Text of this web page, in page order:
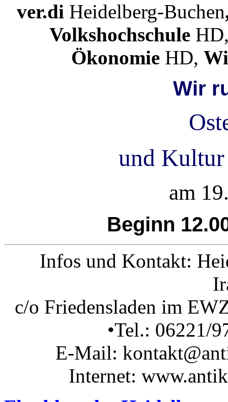
ver.di Heidelberg-Buchen
Volkshochschule
Ökonomie HD,
Wir
und
am
Beginn
Infos und Kontakt:
c/o Friedensladen im
•Tel.: 06221/
E-Mail:
Internet: